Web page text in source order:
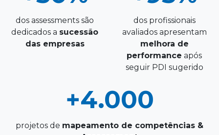
dos assessments são
dedicados a sucessão
das empresas
dos profissionais
avaliados apresentam
melhora de
performance após
seguir PDI sugerido
+4.000
projetos de mapeamento de competências &